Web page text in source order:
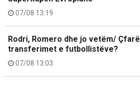
07/08 13:19
Rodri, Romero dhe jo vetëm/
transferimet e futbollistëve?
07/08 13:03